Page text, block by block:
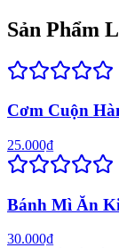
Sản Phẩm
Cơm Cuộn
25.000₫
Bánh Mì Ăn
30.000₫